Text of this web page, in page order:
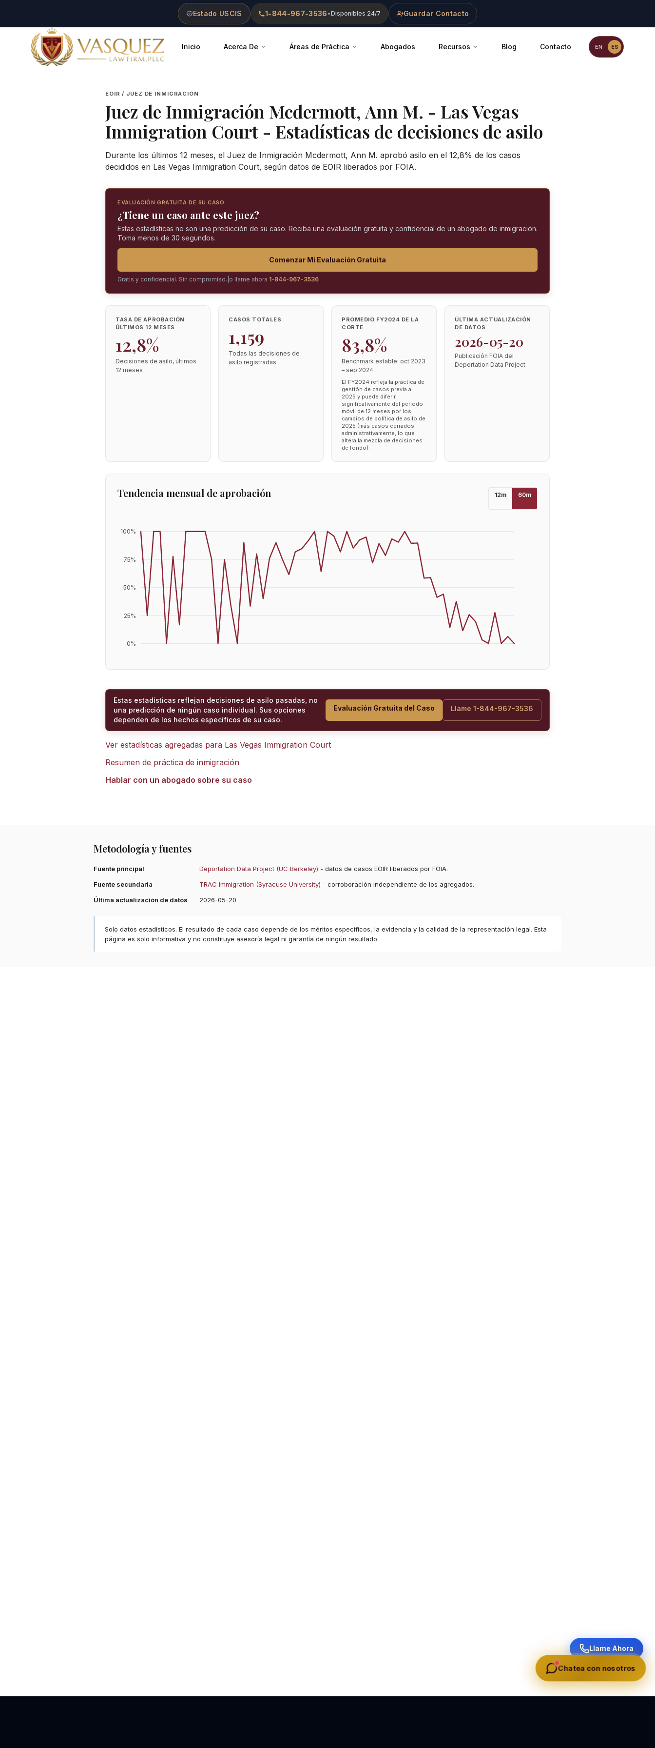
Estado USCIS 1-844-967-3536 •Disponibles 24/7 Guardar Contacto
Vasquez Law Firm - Home
Inicio Acerca De Áreas de Práctica Abogados Recursos Blog Contacto ES
EN
EOIR / JUEZ DE INMIGRACIÓN
Juez de Inmigración Mcdermott, Ann M. - Las Vegas
Immigration Court - Estadísticas de decisiones de asilo
Durante los últimos 12 meses, el Juez de Inmigración Mcdermott, Ann M. aprobó asilo en el 12,8% de los casos
decididos en Las Vegas Immigration Court, según datos de EOIR liberados por FOIA.
EVALUACIÓN GRATUITA DE SU CASO
¿Tiene un caso ante este juez?
Estas estadísticas no son una predicción de su caso. Reciba una evaluación gratuita y confidencial de un abogado de inmigración.
Toma menos de 30 segundos.
Comenzar Mi Evaluación Gratuita
Gratis y confidencial. Sin compromiso. o llame ahora 1-844-967-3536
TASA DE APROBACIÓN
ÚLTIMOS 12 MESES
12,8%
Decisiones de asilo, últimos
12 meses
CASOS TOTALES
1,159
Todas las decisiones de
asilo registradas
PROMEDIO FY2024 DE LA
CORTE
83,8%
Benchmark estable: oct 2023
– sep 2024
El FY2024 refleja la práctica de
gestión de casos previa a
2025 y puede diferir
significativamente del periodo
móvil de 12 meses por los
cambios de política de asilo de
2025 (más casos cerrados
administrativamente, lo que
altera la mezcla de decisiones
de fondo).
ÚLTIMA ACTUALIZACIÓN
DE DATOS
2026-05-20
Publicación FOIA del
Deportation Data Project
Tendencia mensual de aprobación 12m 60m
0%
25%
50%
75%
100%
Estas estadísticas reflejan decisiones de asilo pasadas, no
una predicción de ningún caso individual. Sus opciones
dependen de los hechos específicos de su caso.
Evaluación Gratuita del Caso Llame 1-844-967-3536
Ver estadísticas agregadas para Las Vegas Immigration Court
Resumen de práctica de inmigración
Hablar con un abogado sobre su caso
Metodología y fuentes
Fuente principal Deportation Data Project (UC Berkeley) - datos de casos EOIR liberados por FOIA.
Fuente secundaria
TRAC Immigration (Syracuse University) - corroboración independiente de los agregados.
Última actualización de datos
2026-05-20
Solo datos estadísticos. El resultado de cada caso depende de los méritos específicos, la evidencia y la calidad de la representación legal. Esta
página es solo informativa y no constituye asesoría legal ni garantía de ningún resultado.
Llame Ahora
Chatea con nosotros